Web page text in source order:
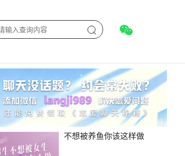
不想被养鱼你该这样做